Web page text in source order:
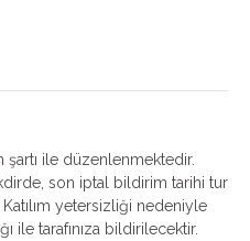
şartı ile düzenlenmektedir.
son iptal bildirim tarihi tur
Katılım yetersizliği nedeniyle
ile tarafınıza bildirilecektir.